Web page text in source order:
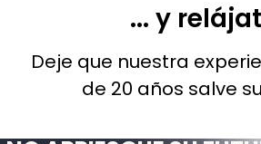
... y
Deje que nuestra
de 20 años salve